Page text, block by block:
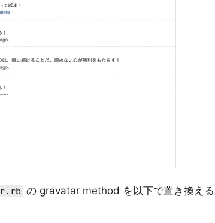
の gravatar method を以下で置き換える